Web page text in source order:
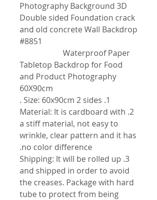
Photography Background 3D
Double sided Foundation crack
and old concrete Wall Backdrop
#8851
Waterproof Paper
Tabletop Backdrop for Food
and Product Photography
60X90cm
1. Size: 60x90cm 2 sides .
2. Material: It is cardboard with
a stiff material, not easy to
wrinkle, clear pattern and it has
no color difference.
3. Shipping: It will be rolled up
and shipped in order to avoid
the creases. Package with hard
tube to protect from being